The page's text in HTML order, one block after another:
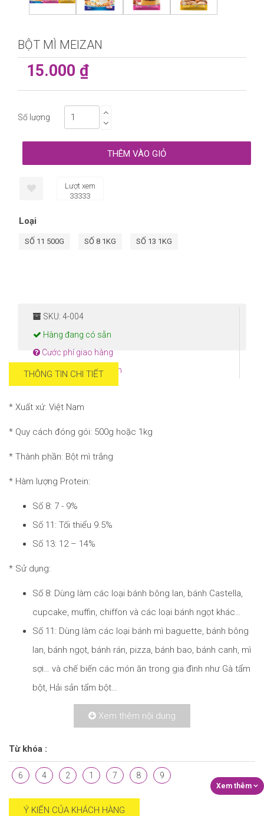
BỘT MÌ MEIZAN
15.000 ₫
Số lượng
Lượt xem
33333
Loại
SỐ 11 500G SỐ 8 1KG SỐ 13 1KG
SKU: 4-004
Hàng đang có sẵn
Cước phí giao hàng
Hướng dẫn thanh toán
THÔNG TIN CHI TIẾT
* Xuất xứ: Việt Nam
* Quy cách đóng gói: 500g hoặc 1kg
* Thành phần: Bột mì trắng
* Hàm lượng Protein:
Số 8: 7 - 9%
Số 11: Tối thiểu 9.5%
Số 13: 12 – 14%
* Sử dụng:
Số 8: Dùng làm các loại bánh bông lan, bánh Castella,
cupcake, muffin, chiffon và các loại bánh ngọt khác…
Số 11: Dùng làm các loại bánh mì baguette, bánh bông
lan, bánh ngọt, bánh rán, pizza, bánh bao, bánh canh, mì
sợi… và chế biến các món ăn trong gia đình như Gà tẩm
bột, Hải sản tẩm bột…
Số 13: Dùng làm các loại bánh sandwich, baguette
Pháp, bánh pizza, pastries, brioche, bánh mì ngọt và các
loại bánh mì khác…
* Bảo quản: Nơi khô ráo, thoáng mát, tránh nhiệt độ cao
Xem thêm nội dung
Từ khóa :
6 4 2 1 7 8 9
Ý KIẾN CỦA KHÁCH HÀNG